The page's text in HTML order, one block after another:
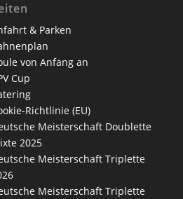
& Parken
von Anfang an
Cup
Richtlinie (EU)
Meisterschaft Doublette
2025
Meisterschaft Triplette
Meisterschaft Triplette